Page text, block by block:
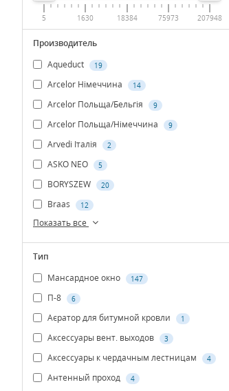
5 1630 18384 75973 207948
Производитель
Aqueduct
19
Arcelor Німеччина 14
Arcelor Польща/Бельгія 9
Arcelor Польща/Німеччина 9
Arvedi Італія 2
ASKO NEO 5
BORYSZEW 20
Braas 12
Показать все
Тип
Мансардное окно
147
П-8 6
Аєратор для битумной кровли 1
Аксессуары вент. выходов 3
Аксессуары к чердачным лестницам 4
Антенный проход 4